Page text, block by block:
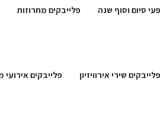
סיום וסוף שנה פלייבקים מחרוזות
פלייבקים שירי אירוויזיון פלייבקים